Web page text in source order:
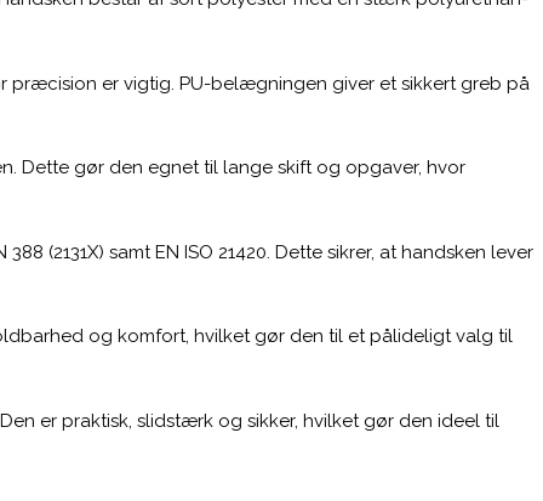
præcision er vigtig. PU-belægningen giver et sikkert greb på
Dette gør den egnet til lange skift og opgaver, hvor
(2131X) samt EN ISO 21420. Dette sikrer, at handsken lever
og komfort, hvilket gør den til et pålideligt valg til
er praktisk, slidstærk og sikker, hvilket gør den ideel til